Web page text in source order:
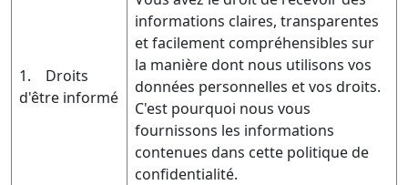
1. Droits
d'être informé
informations claires, transparentes
et facilement compréhensibles sur
la manière dont nous utilisons vos
données personnelles et vos droits.
C'est pourquoi nous vous
fournissons les informations
contenues dans cette politique de
confidentialité.